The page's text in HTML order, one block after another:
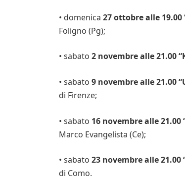
• domenica 27 ottobre alle 19.00
Foligno (Pg);
• sabato 2 novembre alle 21.00
• sabato 9 novembre alle 21.00
di Firenze;
• sabato 16 novembre alle 21.00
Marco Evangelista (Ce);
• sabato 23 novembre alle 21.00
di Como.